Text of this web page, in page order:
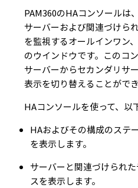
PAM360のHAコンソールは
サーバーおよび関連づけら
を監視するオールインワン
のウインドウです。このコ
サーバーからセカンダリサ
表示を切り替えることができ
HAコンソールを使って、以
HAおよびその構成のステ
を表示します。
サーバーと関連づけられ
スを表示します。